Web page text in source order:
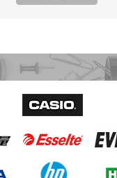
LBP6030W 鐳射打印機 A4